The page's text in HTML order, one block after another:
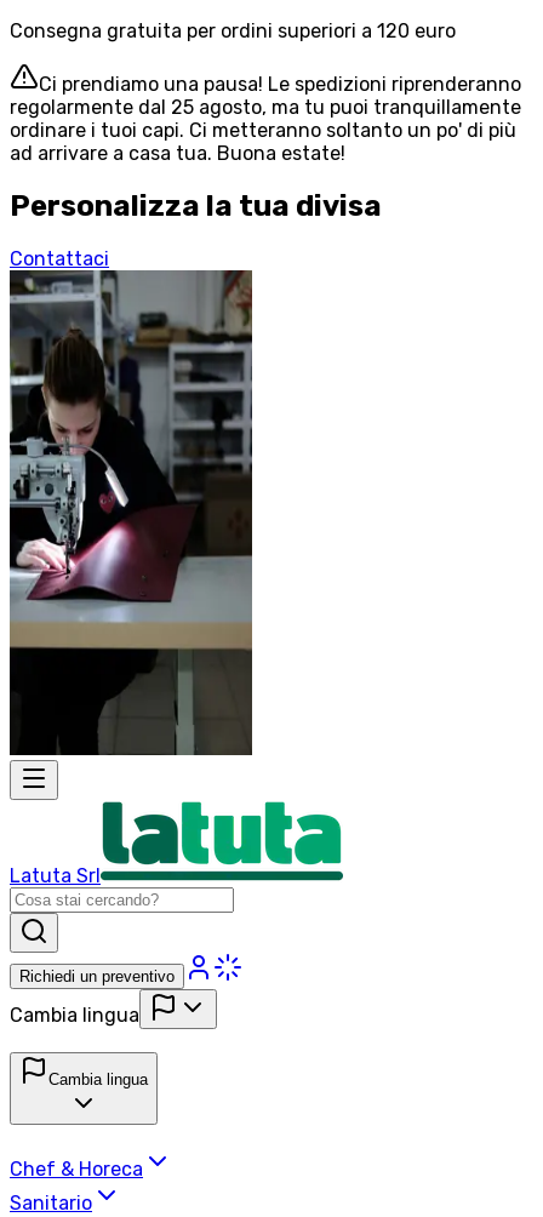
Consegna gratuita per ordini superiori a 120 euro
Ci prendiamo una pausa! Le spedizioni riprenderanno
regolarmente dal 25 agosto, ma tu puoi tranquillamente
ordinare i tuoi capi. Ci metteranno soltanto un po' di più
ad arrivare a casa tua. Buona estate!
Personalizza la tua divisa
Contattaci
Latuta Srl
Richiedi un preventivo
Cambia lingua
Cambia lingua
Chef & Horeca
Sanitario